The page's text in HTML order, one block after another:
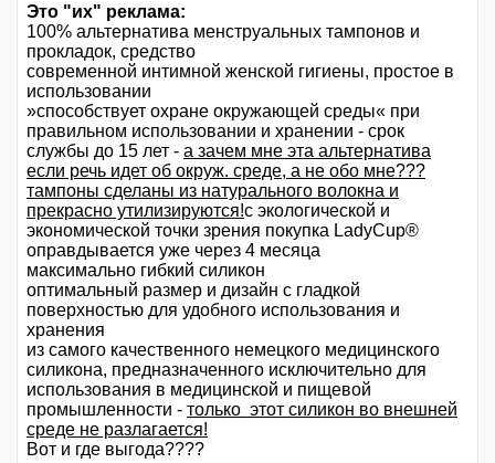
Это "их" реклама:
100% альтернатива менструальных тампонов и
прокладок, средство
современной интимной женской гигиены, простое в
использовании
»способствует охране окружающей среды« при
правильном использовании и хранении - срок
службы до 15 лет - а зачем мне эта альтернатива
если речь идет об окруж. среде, а не обо мне???
тампоны сделаны из натурального волокна и
прекрасно утилизируются!с экологической и
экономической точки зрения покупка LadyCup®
оправдывается уже через 4 месяца
максимально гибкий силикон
оптимальный размер и дизайн с гладкой
поверхностью для удобного использования и
хранения
из самого качественного немецкого медицинского
силикона, предназначенного исключительно для
использования в медицинской и пищевой
промышленности - только этот силикон во внешней
среде не разлагается!
Вот и где выгода????